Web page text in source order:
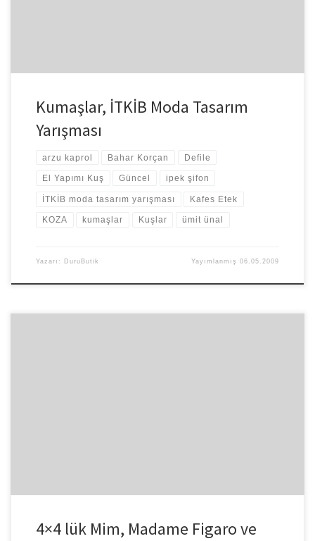
Kumaşlar, İTKİB Moda Tasarım
Yarışması
arzu kaprol Bahar Korçan Defile
El Yapımı Kuş Güncel ipek şifon
İTKİB moda tasarım yarışması Kafes Etek
KOZA kumaşlar Kuşlar ümit ünal
Yazarı: DuruButik Yayımlanmış06.05.2009
4×4 lük Mim, Madame Figaro ve